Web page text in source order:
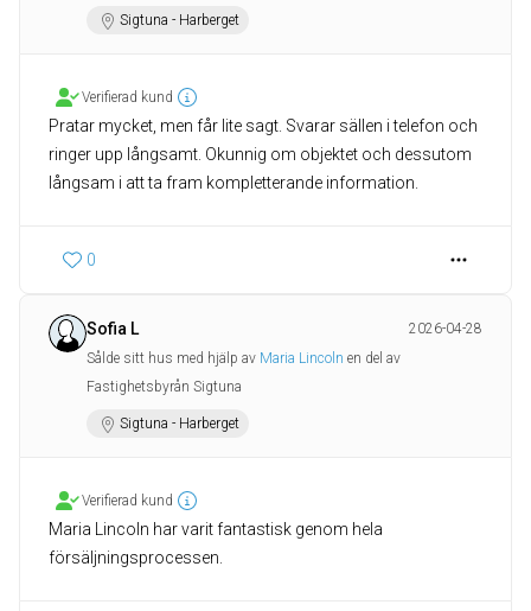
Sigtuna - Harberget
Verifierad kund
Pratar mycket, men får lite sagt. Svarar sällen i telefon och
ringer upp långsamt. Okunnig om objektet och dessutom
långsam i att ta fram kompletterande information.
0
Sofia L
2026-04-28
Sålde sitt hus med hjälp av Maria Lincoln en del av
Fastighetsbyrån Sigtuna
Sigtuna - Harberget
Verifierad kund
Maria Lincoln har varit fantastisk genom hela
försäljningsprocessen.